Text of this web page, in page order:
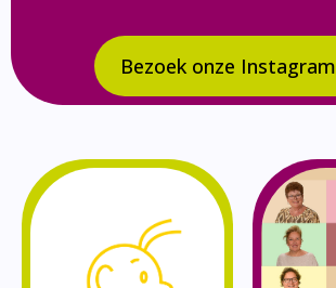
Bezoek onze Instagram